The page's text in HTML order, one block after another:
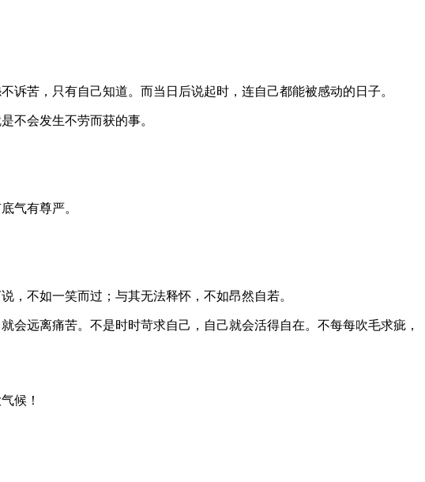
苦，只有自己知道。而当日后说起时，连自己都能被感动的日子。
不会发生不劳而获的事。
气有尊严。
，不如一笑而过；与其无法释怀，不如昂然自若。
远离痛苦。不是时时苛求自己，自己就会活得自在。不每每吹毛求疵，
候！